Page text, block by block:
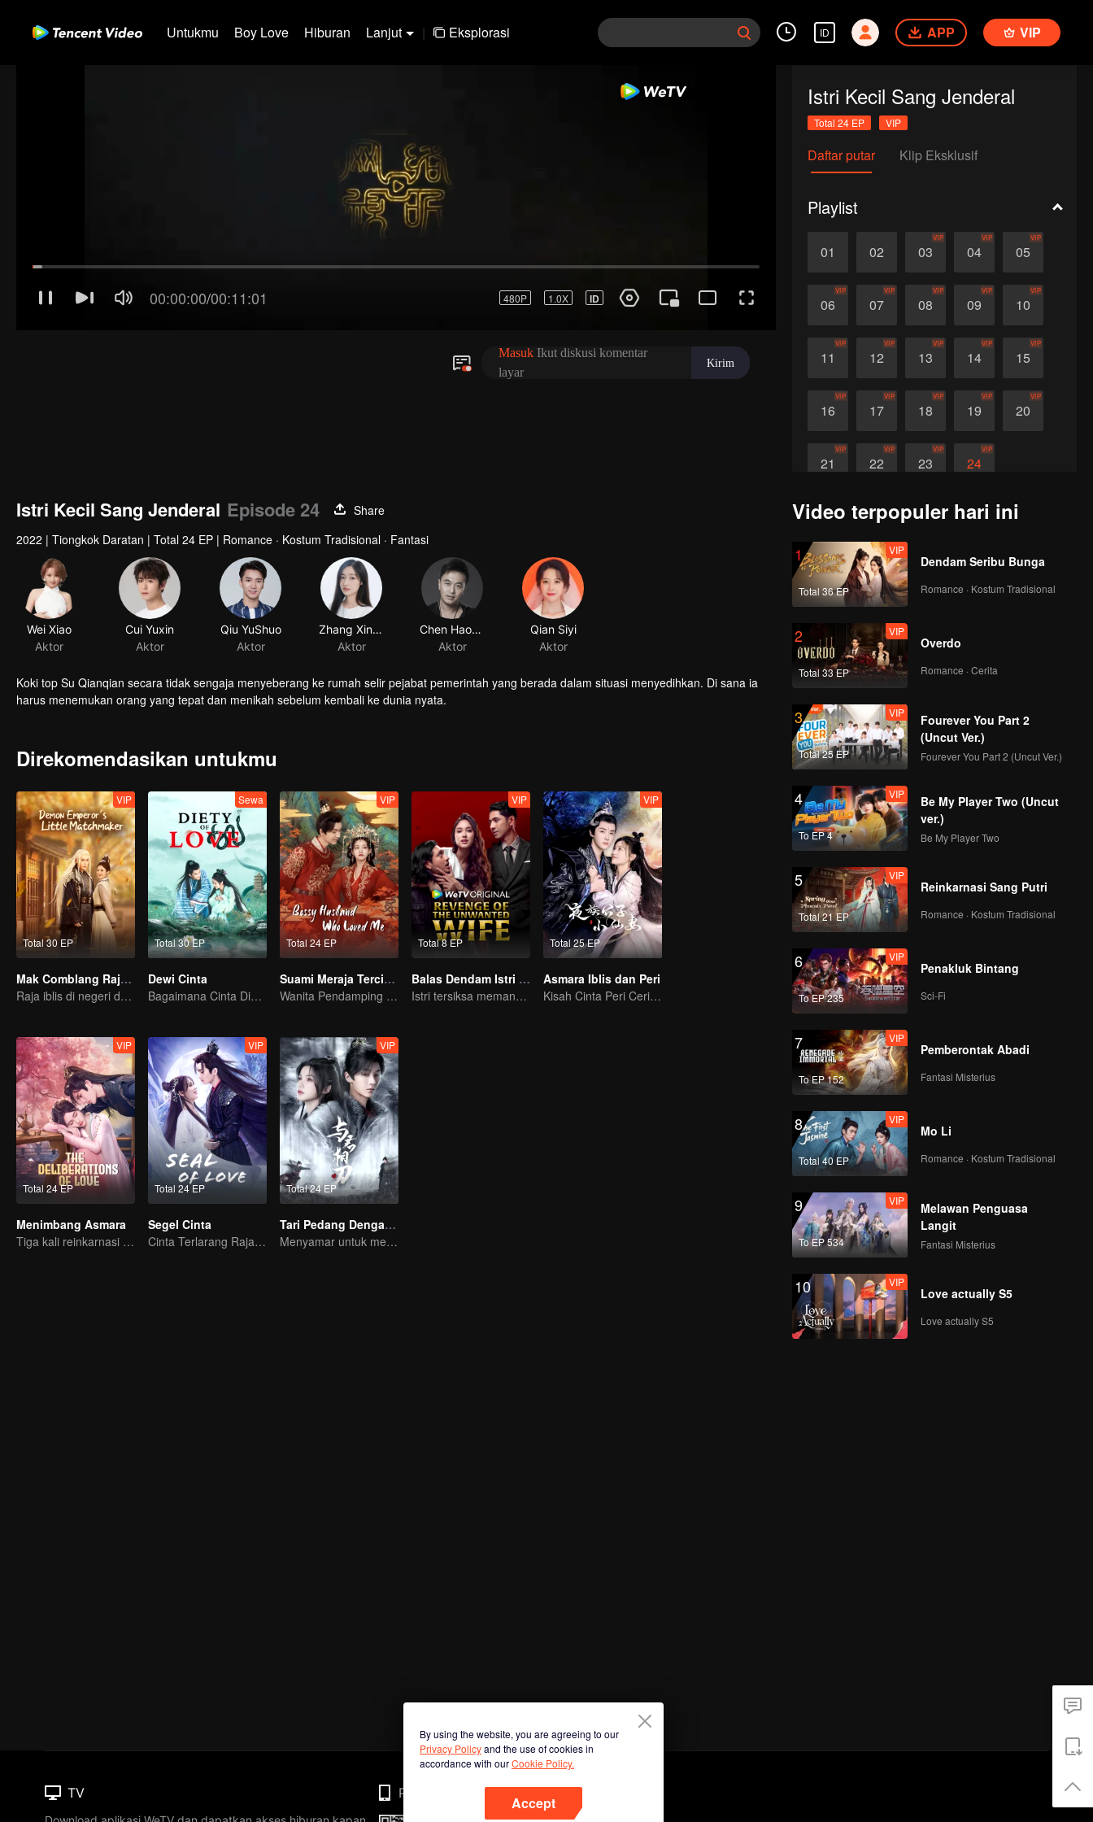
Untukmu Boy Love Hiburan Lanjut | Eksplorasi ID APP VIP
Istri Kecil Sang Jenderal
Total 24 EP VIP
Daftar putar Klip Eksklusif
Playlist
01 02 03
VIP
04
VIP
05
VIP
06
VIP
07
VIP
08
VIP
09
VIP
10
VIP
11
VIP
12
VIP
13
VIP
14
VIP
15
VIP
16
VIP
17
VIP
18
VIP
19
VIP
20
VIP
21
VIP
22
VIP
23
VIP
24
VIP
Istri Kecil Sang Jenderal Episode 24
Share
2022 | Tiongkok Daratan | Total 24 EP | Romance · Kostum Tradisional · Fantasi
Wei Xiao
Aktor
Cui Yuxin
Aktor
Qiu YuShuo
Aktor
Zhang Xinghe
Aktor
Chen Haowen
Aktor
Qian Siyi
Aktor
Koki top Su Qianqian secara tidak sengaja menyeberang ke rumah selir pejabat pemerintah yang berada dalam situasi menyedihkan. Di sana ia
harus menemukan orang yang tepat dan menikah sebelum kembali ke dunia nyata.
Direkomendasikan untukmu
Total 30 EP
VIP
Mak Comblang Raja Iblis
Raja iblis di negeri dongeng perlu dicomblangin
Total 30 EP
Sewa
Dewi Cinta
Bagaimana Cinta Dimulai dan Menjadi Obsesi
Total 24 EP
VIP
Suami Meraja Tercinta
Wanita Pendamping yang Mengubah Nasib Menjadi Permaisuri
Total 8 EP
VIP
Balas Dendam Istri yang Tak Dianggap
Istri tersiksa memang diam, tapi dendam tak pernah tidur
Total 25 EP
VIP
Asmara Iblis dan Peri
Kisah Cinta Peri Ceria dan Iblis Berwajah Dingin
Total 24 EP
VIP
Menimbang Asmara
Tiga kali reinkarnasi dalam hidup Qing Qing!
Total 24 EP
VIP
Segel Cinta
Cinta Terlarang Raja Iblis dan Penguasa Siluman
Total 24 EP
VIP
Tari Pedang Denganmu
Menyamar untuk membunuh
Video terpopuler hari ini
1
Total 36 EP
VIP
Dendam Seribu Bunga
Romance · Kostum Tradisional
2
Total 33 EP
VIP
Overdo
Romance · Cerita
3
Total 25 EP
VIP
Fourever You Part 2
(Uncut Ver.)
Fourever You Part 2 (Uncut Ver.)
4
To EP 4
VIP
Be My Player Two (Uncut
ver.)
Be My Player Two
5
Total 21 EP
VIP
Reinkarnasi Sang Putri
Romance · Kostum Tradisional
6
To EP 235
VIP
Penakluk Bintang
Sci-Fi
7
To EP 152
VIP
Pemberontak Abadi
Fantasi Misterius
8
Total 40 EP
VIP
Mo Li
Romance · Kostum Tradisional
9
To EP 534
VIP
Melawan Penguasa
Langit
Fantasi Misterius
10 VIP
Love actually S5
Love actually S5
By using the website, you are agreeing to our
Privacy Policyand the use of cookies in
accordance with ourCookie Policy.
Accept
TV Phone